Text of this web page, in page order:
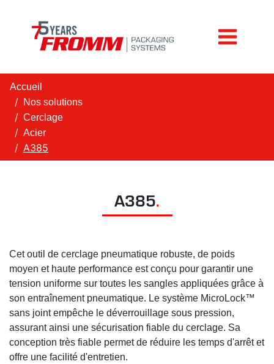
Accueil
Nos solutions
Cerclage
Acier
A385
A385.
Cet outil de cerclage pneumatique robuste, de poids
moyen et haute performance est conçu pour garantir une
tension uniforme sur toutes les sangles appliquées grâce à
son entraînement pneumatique. Le système MicroLock™
sans joint empêche le déverrouillage sous pression,
assurant ainsi une sécurisation fiable du cerclage. Sa
conception très fiable permet de réduire les temps d'arrêt et
offre une facilité d'entretien.